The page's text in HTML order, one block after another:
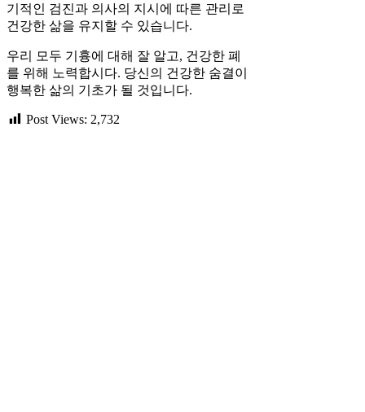
기적인 검진과 의사의 지시에 따른 관리로
건강한 삶을 유지할 수 있습니다.
우리 모두 기흉에 대해 잘 알고, 건강한 폐
를 위해 노력합시다. 당신의 건강한 숨결이
행복한 삶의 기초가 될 것입니다.
Post Views: 2,732